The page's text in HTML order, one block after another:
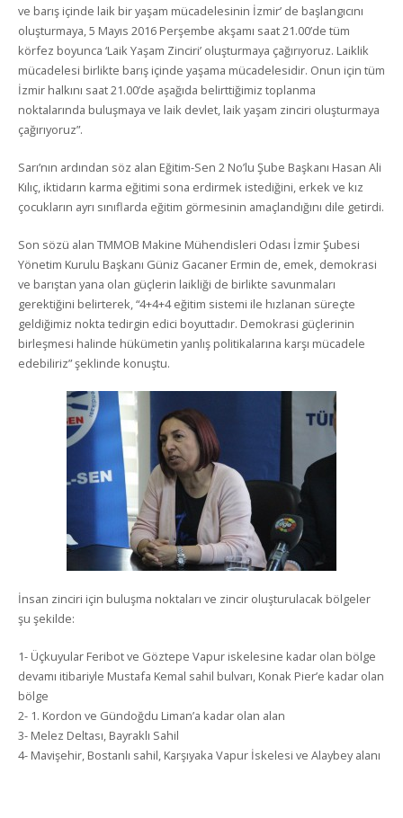
ve barış içinde laik bir yaşam mücadelesinin İzmir’ de başlangıcını
oluşturmaya, 5 Mayıs 2016 Perşembe akşamı saat 21.00’de tüm
körfez boyunca ‘Laik Yaşam Zinciri’ oluşturmaya çağırıyoruz. Laiklik
mücadelesi birlikte barış içinde yaşama mücadelesidir. Onun için tüm
İzmir halkını saat 21.00’de aşağıda belirttiğimiz toplanma
noktalarında buluşmaya ve laik devlet, laik yaşam zinciri oluşturmaya
çağırıyoruz”.
Sarı’nın ardından söz alan Eğitim-Sen 2 No’lu Şube Başkanı Hasan Ali
Kılıç, iktidarın karma eğitimi sona erdirmek istediğini, erkek ve kız
çocukların ayrı sınıflarda eğitim görmesinin amaçlandığını dile getirdi.
Son sözü alan TMMOB Makine Mühendisleri Odası İzmir Şubesi
Yönetim Kurulu Başkanı Güniz Gacaner Ermin de, emek, demokrasi
ve barıştan yana olan güçlerin laikliği de birlikte savunmaları
gerektiğini belirterek, “4+4+4 eğitim sistemi ile hızlanan süreçte
geldiğimiz nokta tedirgin edici boyuttadır. Demokrasi güçlerinin
birleşmesi halinde hükümetin yanlış politikalarına karşı mücadele
edebiliriz” şeklinde konuştu.
İnsan zinciri için buluşma noktaları ve zincir oluşturulacak bölgeler
şu şekilde:
1- Üçkuyular Feribot ve Göztepe Vapur iskelesine kadar olan bölge
devamı itibariyle Mustafa Kemal sahil bulvarı, Konak Pier’e kadar olan
bölge
2- 1. Kordon ve Gündoğdu Liman’a kadar olan alan
3- Melez Deltası, Bayraklı Sahil
4- Mavişehir, Bostanlı sahil, Karşıyaka Vapur İskelesi ve Alaybey alanı